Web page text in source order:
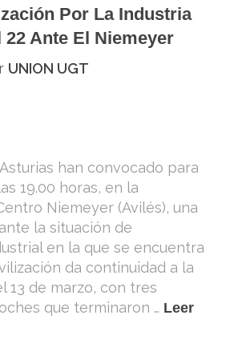
Por La Industria
Ante El Niemeyer
UNION UGT
Asturias han convocado para
19.00 horas, en la
Niemeyer (Avilés), una
la situación de
en la que se encuentra
da continuidad a la
13 de marzo, con tres
que terminaron … Leer